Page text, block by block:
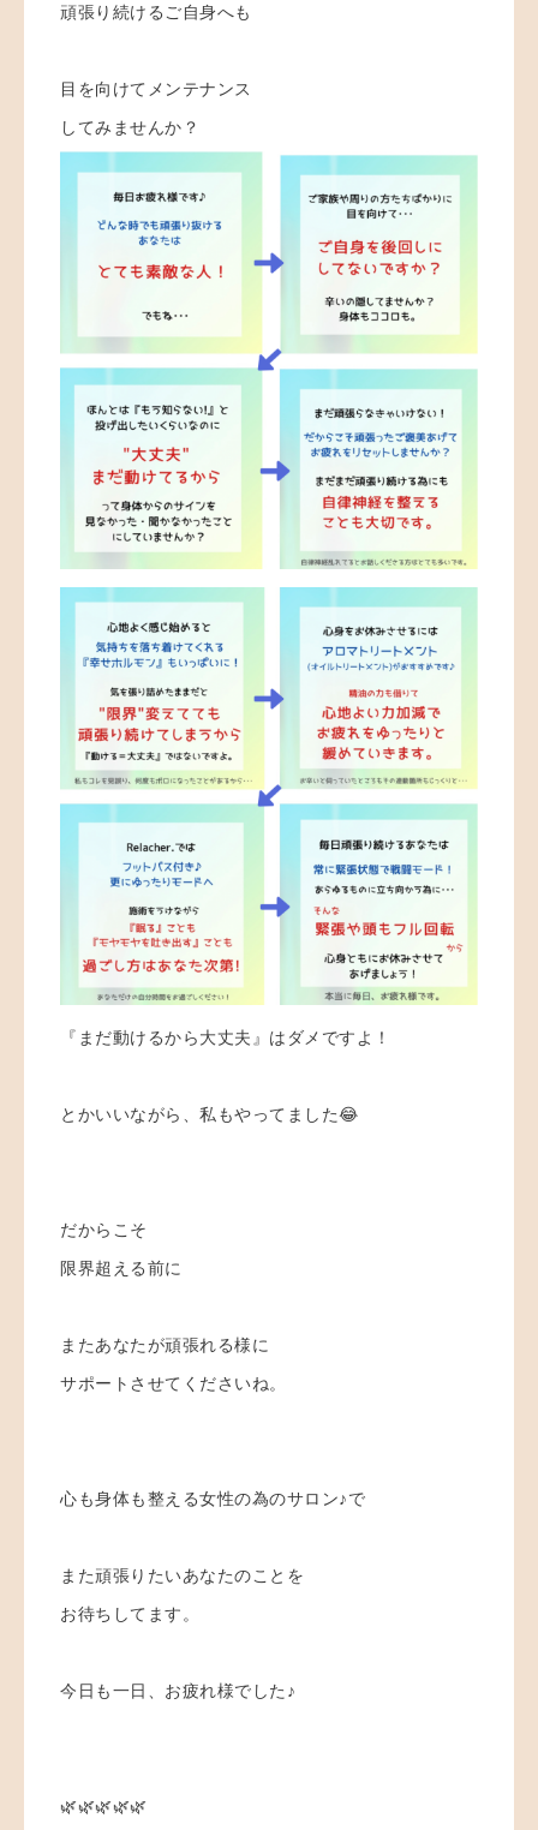
頑張り続けるご自身へも
目を向けてメンテナンス
してみませんか？
『まだ動けるから大丈夫』はダメですよ！
とかいいながら、私もやってました😂
だからこそ
限界超える前に
またあなたが頑張れる様に
サポートさせてくださいね。
心も身体も整える女性の為のサロン♪で
また頑張りたいあなたのことを
お待ちしてます。
今日も一日、お疲れ様でした♪
🌿🌿🌿🌿🌿